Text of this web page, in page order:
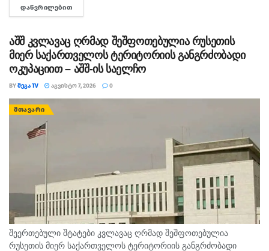
აცხადებს,...
ᲓᲐᲬᲕᲠᲘᲚᲔᲑᲘᲗ
აშშ კვლავაც ღრმად შეშფოთებულია რუსეთის
მიერ საქართველოს ტერიტორიის განგრძობადი
ოკუპაციით – აშშ-ის საელჩო
BYᲛᲔᲒᲐ TV ᲐᲒᲕᲘᲡᲢᲝ 7, 2026 0
ᲛᲗᲐᲕᲐᲠᲘ
შეერთებული შტატები კვლავაც ღრმად შეშფოთებულია
რუსეთის მიერ საქართველოს ტერიტორიის განგრძობადი